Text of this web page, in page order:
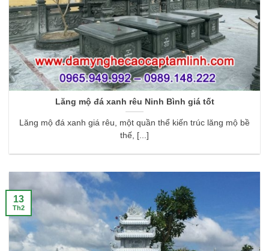
Lăng mộ đá xanh rêu Ninh Bình giá tốt
Lăng mộ đá xanh giá rêu, một quần thể kiến trúc lăng mộ bề
thế, [...]
13
Th2